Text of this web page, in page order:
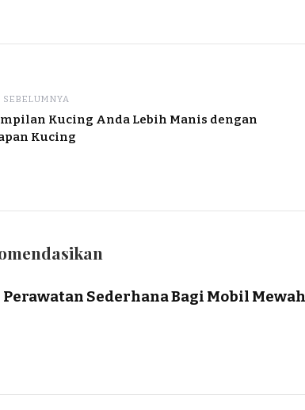
Kucing Anda Lebih Manis dengan
Kucing
Perawatan Sederhana Bagi Mobil Mewah